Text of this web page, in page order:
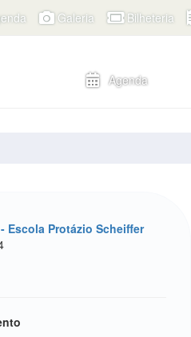
Galeria Bilheteria
Agenda
Escola Protázio Scheiffer